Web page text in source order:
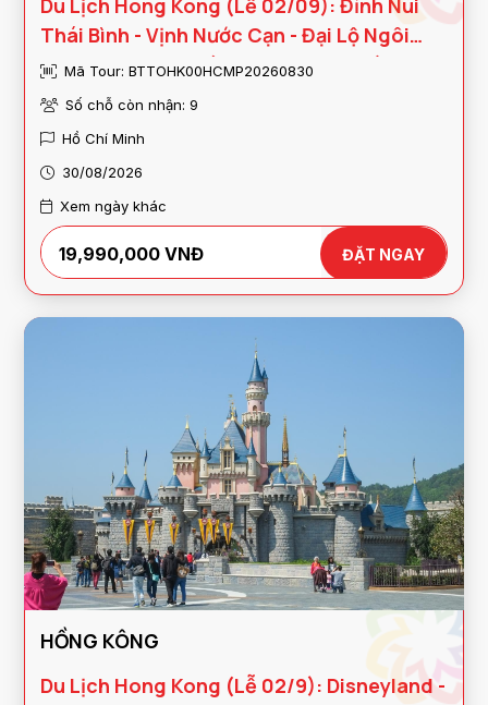
Thái Bình - Vịnh Nước Cạn - Đại Lộ Ngôi
Sao - 01 Free Day (Vietnam Airlines)
Mã Tour: BTTOHK00HCMP20260830
Số chỗ còn nhận: 9
Hồ Chí Minh
30/08/2026
Xem ngày khác
19,990,000 VNĐ ĐẶT NGAY
HỒNG KÔNG
Du Lịch Hong Kong (Lễ 02/9): Disneyland -